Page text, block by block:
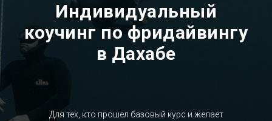
Индивидуальный
коучинг по фридайвингу
в Дахабе
Для тех, кто прошел базовый курс и желает